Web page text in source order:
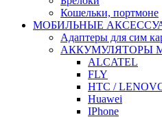
Кошельки, портмоне
МОБИЛЬНЫЕ
Адаптеры для сим
АККУМУЛЯТОРЫ
ALCATEL
FLY
HTC /
Huawei
IPhone